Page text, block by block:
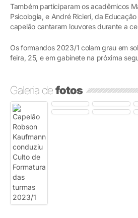
Também participaram os acadêmicos
Psicologia, e André Ricieri, da
capelão cantaram louvores durante a
Os formandos 2023/1 colam grau em
feira, 25, e em gabinete na próxima
Galeria defotos